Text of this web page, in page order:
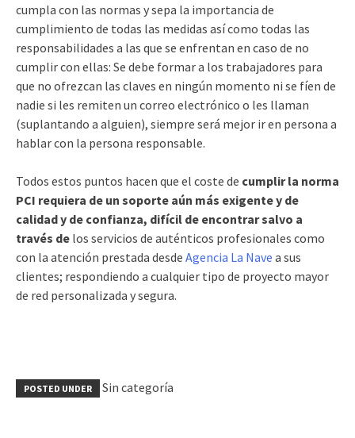
cumpla con las normas y sepa la importancia de
cumplimiento de todas las medidas así como todas las
responsabilidades a las que se enfrentan en caso de no
cumplir con ellas: Se debe formar a los trabajadores para
que no ofrezcan las claves en ningún momento ni se fíen de
nadie si les remiten un correo electrónico o les llaman
(suplantando a alguien), siempre será mejor ir en persona a
hablar con la persona responsable.
Todos estos puntos hacen que el coste de cumplir la norma
PCI requiera de un soporte aún más exigente y de
calidad y de confianza, difícil de encontrar salvo a
través de los servicios de auténticos profesionales como
con la atención prestada desde Agencia La Nave a sus
clientes; respondiendo a cualquier tipo de proyecto mayor
de red personalizada y segura.
POSTED UNDER Sin categoría